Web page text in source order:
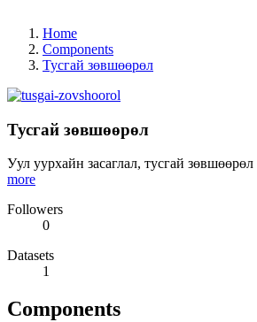
Home
Components
Тусгай зөвшөөрөл
Тусгай зөвшөөрөл
Уул уурхайн засаглал, тусгай
more
Followers
0
Datasets
1
Components